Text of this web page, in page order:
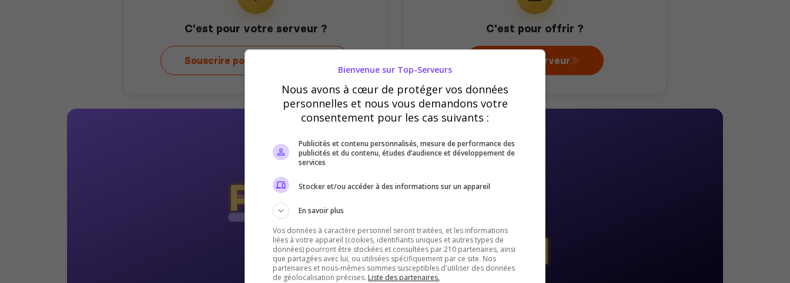
C'est pour votre serveur ?
Souscrire pour mon serveur
C'est pour offrir ?
Offrir au serveur
Bienvenue sur Top-Serveurs
Nous avons à cœur de protéger vos données
personnelles et nous vous demandons votre
consentement pour les cas suivants :
Publicités et contenu personnalisés, mesure de performance des
publicités et du contenu, études d’audience et développement de
services
Stocker et/ou accéder à des informations sur un appareil
En savoir plus
Vos données à caractère personnel seront traitées, et les informations
liées à votre appareil (cookies, identifiants uniques et autres types de
données) pourront être stockées et consultées par 210 partenaires, ainsi
que partagées avec lui, ou utilisées spécifiquement par ce site. Nos
partenaires et nous-mêmes sommes susceptibles d'utiliser des données
de géolocalisation précises. Liste des partenaires.